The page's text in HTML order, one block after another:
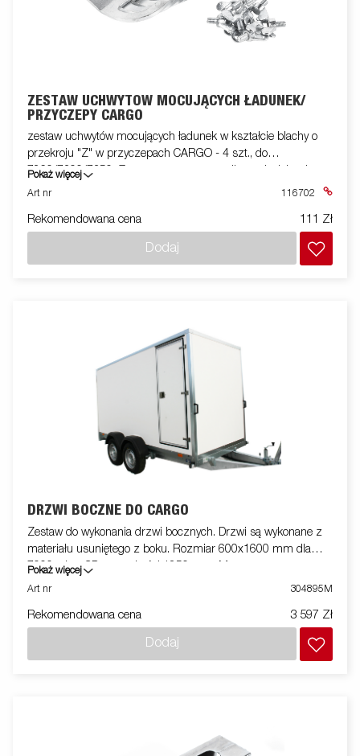
ZESTAW UCHWYTÓW MOCUJĄCYCH ŁADUNEK/
PRZYCZEPY CARGO
zestaw uchwytów mocujących ładunek w kształcie blachy o
przekroju "Z" w przyczepach CARGO - 4 szt., do
7260/7300/7350. Zestaw montowany na listwach dolnych.
Pokaż więcej
Art nr
116702
Rekomendowana cena 111 Zł
Dodaj
DRZWI BOCZNE DO CARGO
Zestaw do wykonania drzwi bocznych. Drzwi są wykonane z
materiału usuniętego z boku. Rozmiar 600x1600 mm dla
7000, płyta CD o wysokości 1850 mm. Montowane na
przyczepie
Pokaż więcej
Art nr
304895M
Rekomendowana cena 3 597 Zł
Dodaj